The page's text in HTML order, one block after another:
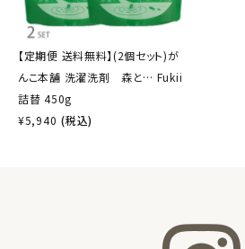
【定期便 送料無料】(2個セット)が
んこ本舗 洗濯洗剤 森と… Fukii
詰替 450g
¥5,940 (税込)